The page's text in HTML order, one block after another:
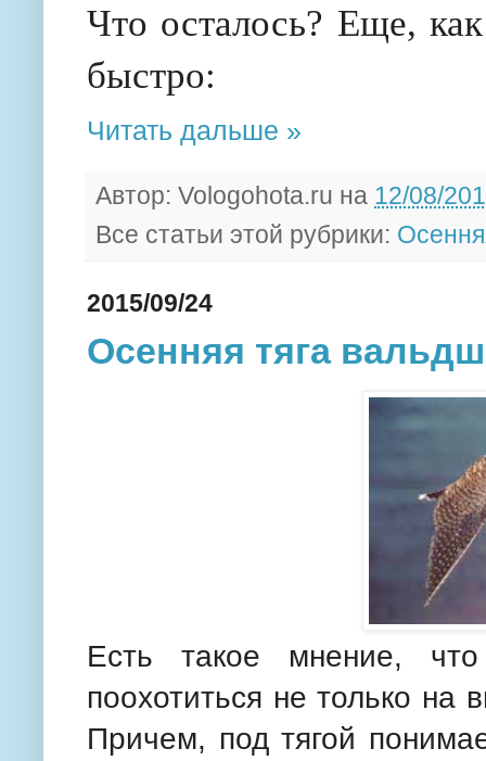
Что осталось? Еще,
быстро:
Читать дальше »
Автор: Vologohota.ru на 12/08/
Все статьи этой рубрики:
2015/09/24
Осенняя тяга
Есть такое мнение,
поохотиться не только на
Причем, под тягой